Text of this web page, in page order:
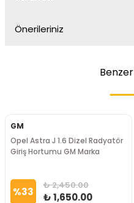
Önerileriniz
Benzer
GM
Opel Astra J 1.6 Dizel Radyatör
Giriş Hortumu GM Marka
%33 ₺ 2,450.00
₺ 1,650.00